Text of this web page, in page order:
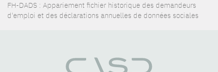
FH-DADS : Appariement fichier historique des demandeurs
d'emploi et des déclarations annuelles de données sociales